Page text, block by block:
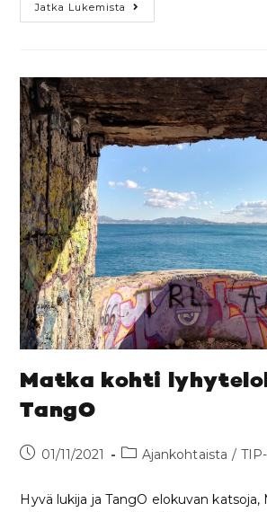
Jatka Lukemista
Matka kohti
TangO
01/11/2021 Ajankohtaista /
Hyvä lukija ja TangO elokuvan katsoja,